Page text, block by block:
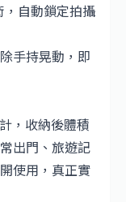
，自動鎖定拍攝
手持晃動，即
，收納後體積
出門、旅遊記
使用，真正實